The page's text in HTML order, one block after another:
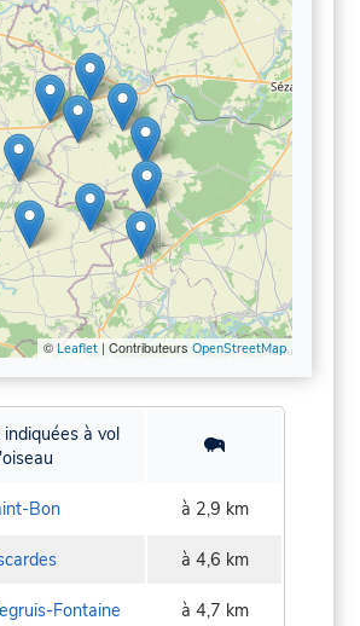
© Leaflet| Contributeurs OpenStreetMap
à vol
Bon à 2,9 km
à 4,6 km
Fontaine à 4,7 km